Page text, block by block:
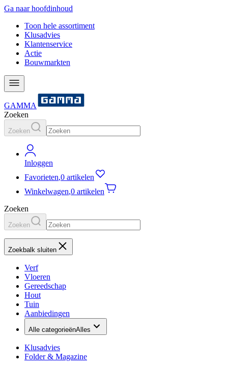
Ga naar hoofdinhoud
Toon hele assortiment
Klusadvies
Klantenservice
Actie
Bouwmarkten
GAMMA
Zoeken
Zoeken
Inloggen
Favorieten,0 artikelen
Winkelwagen,0 artikelen
Zoeken
Zoeken
Zoekbalk sluiten
Verf
Vloeren
Gereedschap
Hout
Tuin
Aanbiedingen
Alle categorieënAlles
Klusadvies
Folder & Magazine